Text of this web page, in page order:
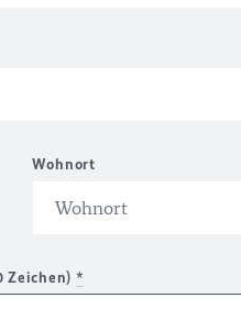
Wohnort
Zeichen) *